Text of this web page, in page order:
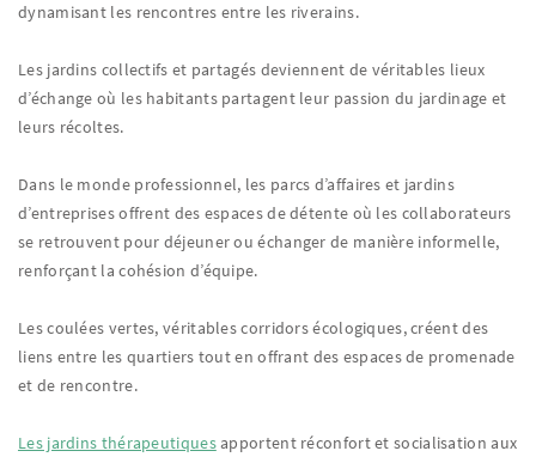
dynamisant les rencontres entre les riverains.
Les jardins collectifs et partagés deviennent de véritables lieux
d’échange où les habitants partagent leur passion du jardinage et
leurs récoltes.
Dans le monde professionnel, les parcs d’affaires et jardins
d’entreprises offrent des espaces de détente où les collaborateurs
se retrouvent pour déjeuner ou échanger de manière informelle,
renforçant la cohésion d’équipe.
Les coulées vertes, véritables corridors écologiques, créent des
liens entre les quartiers tout en offrant des espaces de promenade
et de rencontre.
Les jardins thérapeutiquesapportent réconfort et socialisation aux